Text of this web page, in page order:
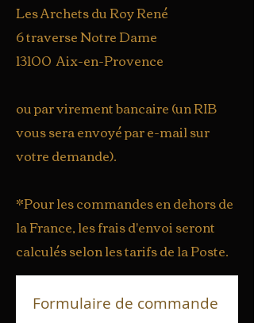
Les Archets du Roy René
6 traverse Notre Dame
13100 Aix-en-Provence
ou par virement bancaire (un RIB
vous sera envoyé par e-mail sur
votre demande).
*Pour les commandes en dehors de
la France, les frais d'envoi seront
calculés selon les tarifs de la Poste.
Formulaire de commande